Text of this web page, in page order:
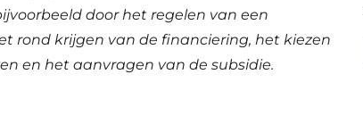
door het regelen van een
rond krijgen van de financiering, het kiezen
en het aanvragen van de subsidie.